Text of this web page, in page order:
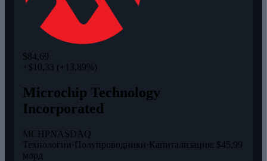
$84,69
+$10,33 (+13,89%)
Microchip Technology
Incorporated
MCHPNASDAQ
Технологии·Полупроводники·Капитализация: $45,99
млрд